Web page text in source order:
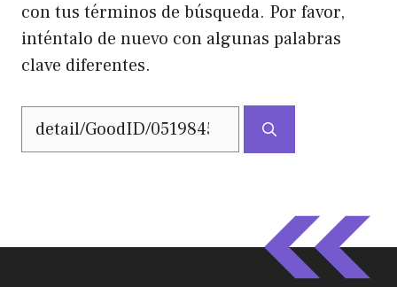
con tus términos de búsqueda. Por favor,
inténtalo de nuevo con algunas palabras
clave diferentes.
Buscar: